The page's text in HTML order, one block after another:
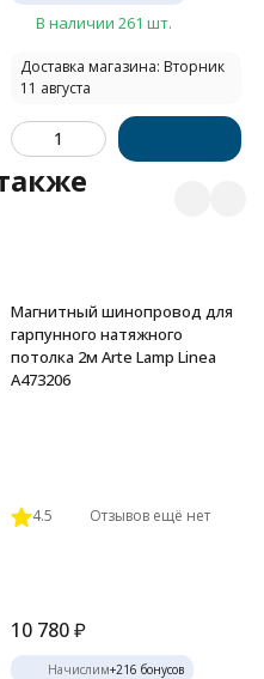
В наличии 261 шт.
Доставка магазина: Вторник
11 августа
Магнитный шинопровод для
гарпунного натяжного
потолка 2м Arte Lamp Linea
A473206
4.5 Отзывов ещё нет
10 780 ₽
Начислим+216 бонусов